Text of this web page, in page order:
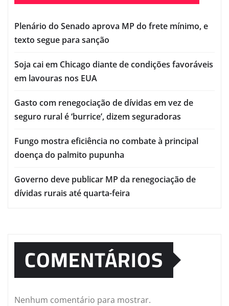
Plenário do Senado aprova MP do frete mínimo, e
texto segue para sanção
Soja cai em Chicago diante de condições favoráveis
em lavouras nos EUA
Gasto com renegociação de dívidas em vez de
seguro rural é ‘burrice’, dizem seguradoras
Fungo mostra eficiência no combate à principal
doença do palmito pupunha
Governo deve publicar MP da renegociação de
dívidas rurais até quarta-feira
COMENTÁRIOS
Nenhum comentário para mostrar.